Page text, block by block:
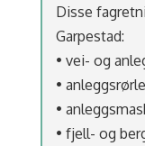
Disse
Garpestad:
• vei- og
•
•
• fjell- og